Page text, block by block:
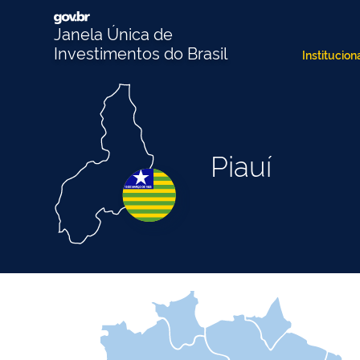
Janela Única de
Investimentos do Brasil
Piauí